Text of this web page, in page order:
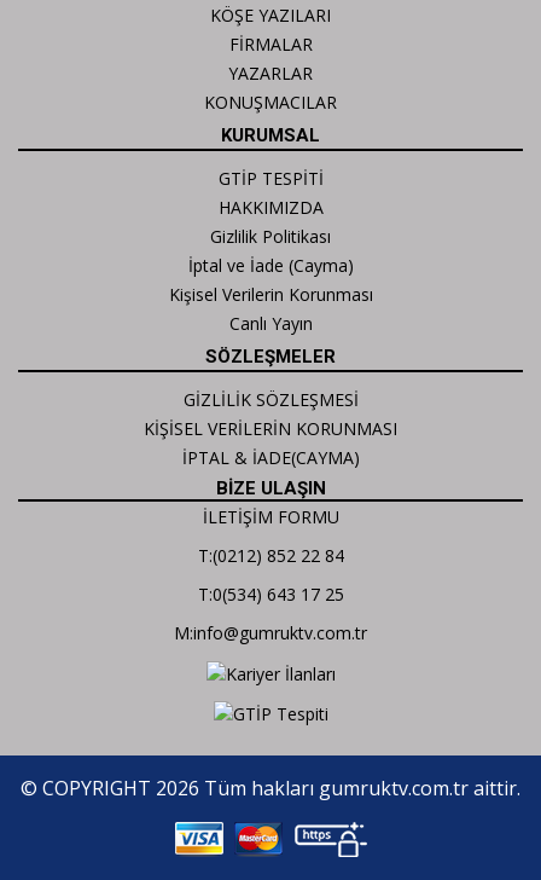
KÖŞE YAZILARI
FİRMALAR
YAZARLAR
KONUŞMACILAR
KURUMSAL
GTİP TESPİTİ
HAKKIMIZDA
Gizlilik Politikası
İptal ve İade (Cayma)
Kişisel Verilerin Korunması
Canlı Yayın
SÖZLEŞMELER
GİZLİLİK SÖZLEŞMESİ
KİŞİSEL VERİLERİN KORUNMASI
İPTAL & İADE(CAYMA)
BİZE ULAŞIN
İLETİŞİM FORMU
T:(0212) 852 22 84
T:0(534) 643 17 25
M:info@gumruktv.com.tr
© COPYRIGHT 2026 Tüm hakları gumruktv.com.tr aittir.